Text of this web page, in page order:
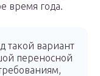
время года.
такой вариант
переносной